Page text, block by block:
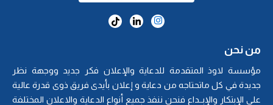
من نحن
مؤسسة لاوذ المتقدمة للدعاية والإعلان فكر جديد ووجهة نظر
جديدة في كل ماتحتاجه من دعاية و إعلان بأيدى فريق ذوى قدرة عالية
على الإبتكار والإبــداع فنحن ننفذ جميع أنواع الدعاية والاعلان المختلفة